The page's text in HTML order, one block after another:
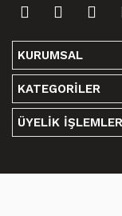
KURUMSAL
KATEGORİLER
ÜYELİK